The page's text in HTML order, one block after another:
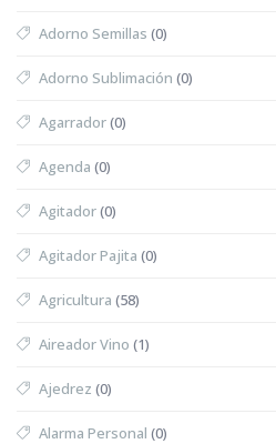
Adorno Semillas (0)
Adorno Sublimación (0)
Agarrador(0)
Agenda (0)
Agitador(0)
Agitador Pajita (0)
Agricultura (58)
Aireador Vino (1)
Ajedrez (0)
Alarma Personal (0)